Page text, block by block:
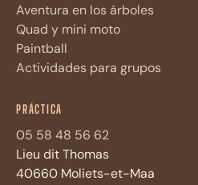
Aventura en los árboles
Quad y mini moto
Paintball
Actividades para grupos
PRÁCTICA
05 58 48 56 62
Lieu dit Thomas
40660 Moliets-et-Maa
A Assistant Adrénaline Parc
Bonjour ! Je suis
d'Adrénaline Parc.
questions sur les
horairesou la